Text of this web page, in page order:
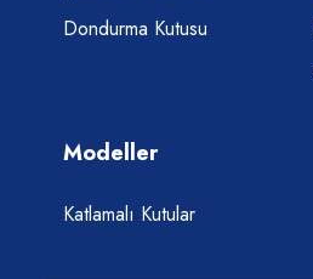
Dondurma Kutusu
Modeller
Katlamalı Kutular